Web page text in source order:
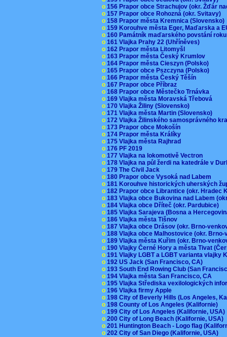
o 156 Prapor obce Strachujov (okr. Žďár
o 157 Prapor obce Rohozná (okr. Svitavy)
o 158 Prapor města Kremnica (Slovensko)
o 159 Korouhve města Eger, Maďarska a
o 160 Památník maďarského povstání
o 161 Vlajka Prahy 22 (Uhříněves)
o 162 Prapor města Litomyšl
o 163 Prapor města Český Krumlov
o 164 Prapor města Cieszyn (Polsko)
o 165 Prapor obce Pszczyna (Polsko)
o 166 Prapor města Český Těšín
o 167 Prapor obce Příbraz
o 168 Prapor obce Městečko Trnávka
o 169 Vlajka města Moravská Třebová
o 170 Vlajka Žiliny (Slovensko)
o 171 Vlajka města Martin (Slovensko)
o 172 Vlajka Žilinského samosprávného
o 173 Prapor obce Mokošín
o 174 Prapor města Králíky
o 175 Vlajka města Rajhrad
o 176 PF 2019
o 177 Vlajka na lokomotivě Vectron
o 178 Vlajka na půl žerdi na katedrále v
o 179 The Civil Jack
o 180 Prapor obce Vysoká nad Labem
o 181 Korouhve historických uherských
o 182 Prapor obce Librantice (okr. Hradec
o 183 Vlajka obce Bukovina nad Labem
o 184 Vlajka obce Dříteč (okr. Pardubice)
o 185 Vlajka Sarajeva (Bosna a
o 186 Vlajka města Tišnov
o 187 Vlajka obce Drásov (okr. Brno-
o 188 Vlajka obce Malhostovice (okr.
o 189 Vlajka města Kuřim (okr. Brno-
o 190 Vlajky Černé Hory a města Tivat
o 191 Vlajky LGBT a LGBT varianta vlajky
o 192 US Jack (San Francisco, CA)
o 193 South End Rowing Club (San
o 194 Vlajka města San Francisco, CA
o 195 Vlajka Střediska vexilologických
o 196 Vlajka firmy Apple
o 198 City of Beverly Hills (Los Angeles,
o 198 County of Los Angeles (Kalifornie)
o 199 City of Los Angeles (Kalifornie,
o 200 City of Long Beach (Kalifornie, USA)
o 201 Huntington Beach - Logo flag
o 202 City of San Diego (Kalifornie, USA)